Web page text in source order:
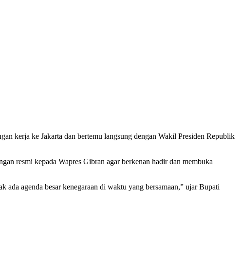
kerja ke Jakarta dan bertemu langsung dengan Wakil Presiden Republik
resmi kepada Wapres Gibran agar berkenan hadir dan membuka
ada agenda besar kenegaraan di waktu yang bersamaan,” ujar Bupati